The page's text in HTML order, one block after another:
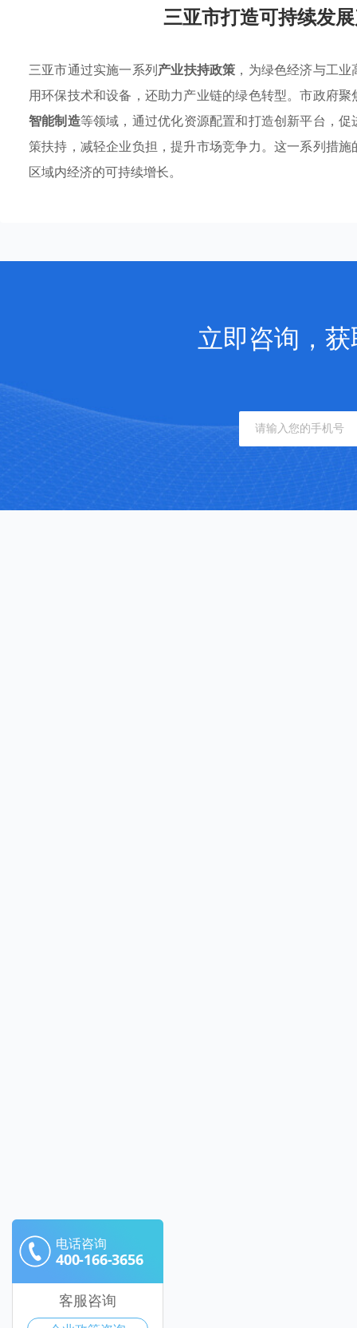
三亚市打造可持续发
三亚市通过实施一系列产业扶持政策 ，为绿色经济与工
用环保技术和设备，还助力产业链的绿色转型。市政府
智能制造等领域，通过优化资源配置和打造创新平台，
策扶持，减轻企业负担，提升市场竞争力。这一系列措
区域内经济的可持续增长。
电话咨询
400-166-3656
客服咨询
立即咨询，